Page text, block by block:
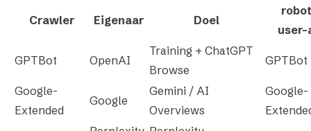
Crawler Eigenaar Doel
user-
GPTBot OpenAI
Training + ChatGPT
Browse
GPTBot
Google-
Extended
Google
Gemini / AI
Overviews
Google-